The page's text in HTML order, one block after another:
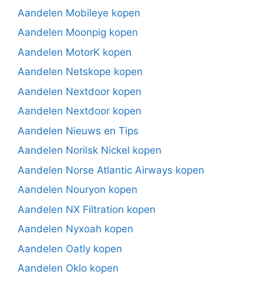
Aandelen Mobileye kopen
Aandelen Moonpig kopen
Aandelen MotorK kopen
Aandelen Netskope kopen
Aandelen Nextdoor kopen
Aandelen Nextdoor kopen
Aandelen Nieuws en Tips
Aandelen Norilsk Nickel kopen
Aandelen Norse Atlantic Airways kopen
Aandelen Nouryon kopen
Aandelen NX Filtration kopen
Aandelen Nyxoah kopen
Aandelen Oatly kopen
Aandelen Oklo kopen